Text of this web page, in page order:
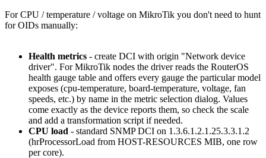
For CPU / temperature / voltage on MikroTik you don't need to hunt
for OIDs manually:
Health metrics - create DCI with origin "Network device
driver". For MikroTik nodes the driver reads the RouterOS
health gauge table and offers every gauge the particular model
exposes (cpu-temperature, board-temperature, voltage, fan
speeds, etc.) by name in the metric selection dialog. Values
come exactly as the device reports them, so check the scale
and add a transformation script if needed.
CPU load - standard SNMP DCI on 1.3.6.1.2.1.25.3.3.1.2
(hrProcessorLoad from HOST-RESOURCES MIB, one row
per core).